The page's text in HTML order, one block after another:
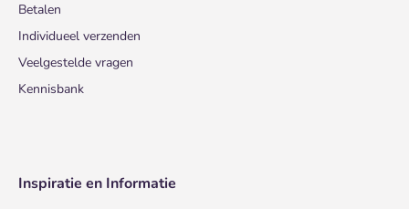
Betalen
Individueel verzenden
Veelgestelde vragen
Kennisbank
Inspiratie en Informatie